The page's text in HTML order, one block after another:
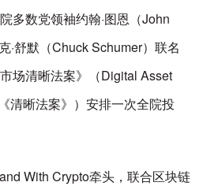
多数党领袖约翰·图恩（John
·舒默（Chuck Schumer）联名
场清晰法案》（Digital Asset
清晰法案》）安排一次全院投
With Crypto牵头，联合区块链